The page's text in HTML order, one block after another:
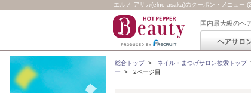
エルノ アサカ(elno asaka)のクーポン・メニュー
国内最大級のヘ
ヘアサロ
総合トップ> ネイル・まつげサロン検索トップ
ー > 2ページ目